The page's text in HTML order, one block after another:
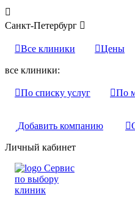

Санкт-Петербург 
Все клиники Цены
все клиники:
По списку услуг По
Добавить компанию 
Личный кабинет
Сервис
по выбору
клиник